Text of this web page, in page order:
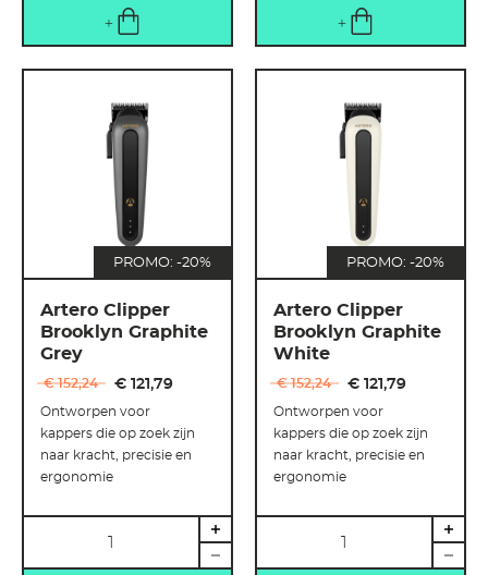
PROMO: -20%
Artero Clipper
Brooklyn Graphite
Grey
€ 152,24 € 121,79
Ontworpen voor
kappers die op zoek zijn
naar kracht, precisie en
ergonomie
PROMO: -20%
Artero Clipper
Brooklyn Graphite
White
€ 152,24 € 121,79
Ontworpen voor
kappers die op zoek zijn
naar kracht, precisie en
ergonomie